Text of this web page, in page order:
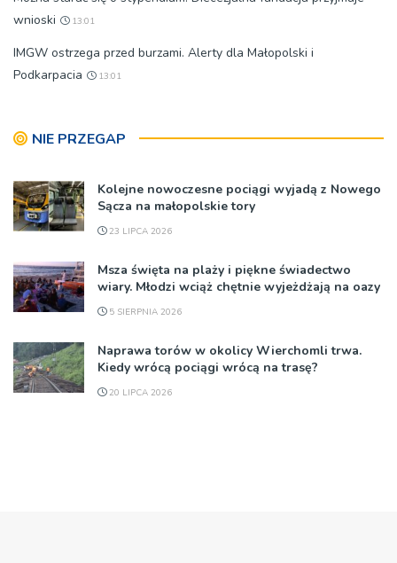
wnioski
13:01
IMGW ostrzega przed burzami. Alerty dla Małopolski i
Podkarpacia
13:01
NIE PRZEGAP
Kolejne nowoczesne pociągi wyjadą z Nowego
Sącza na małopolskie tory
23 LIPCA 2026
Msza święta na plaży i piękne świadectwo
wiary. Młodzi wciąż chętnie wyjeżdżają na oazy
5 SIERPNIA 2026
Naprawa torów w okolicy Wierchomli trwa.
Kiedy wrócą pociągi wrócą na trasę?
20 LIPCA 2026